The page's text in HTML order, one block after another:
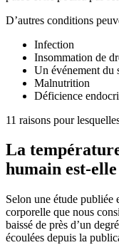
D’autres conditions
Infection
Insommation de
Un événement du
Malnutrition
Déficience
11 raisons pour
La
humain est-elle
Selon une étude publiée
corporelle que nous
baissé de près d’un
écoulées depuis la